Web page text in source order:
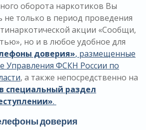
оборота наркотиков Вы
только в период проведения
акции «Сообщи,
но и в любое удобное для
доверия», размещенные
Управления ФСКН России по
, а также непосредственно на
в специальный раздел
.
доверия